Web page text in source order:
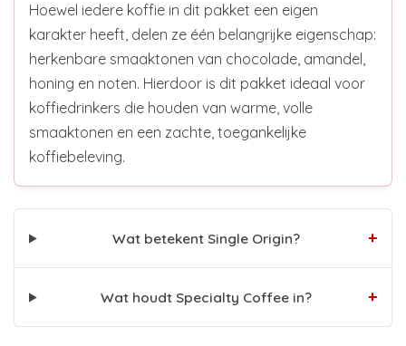
Hoewel iedere koffie in dit pakket een eigen
karakter heeft, delen ze één belangrijke eigenschap:
herkenbare smaaktonen van chocolade, amandel,
honing en noten. Hierdoor is dit pakket ideaal voor
koffiedrinkers die houden van warme, volle
smaaktonen en een zachte, toegankelijke
koffiebeleving.
Wat betekent Single Origin? +
Wat houdt Specialty Coffee in? +